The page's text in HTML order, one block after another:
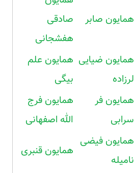
همایون صابر
صادقی
هفشجانی
همایون ضیایی
لرزاده
همایون علم
بیگی
همایون فر
سرابی
همایون فرج
الله اصفهانی
همایون فیضی
نامیله
همایون قنبری